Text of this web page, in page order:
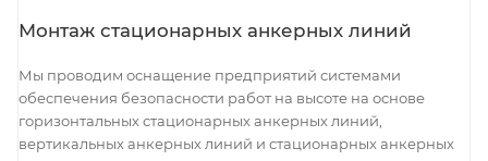
Монтаж стационарных анкерных линий
Мы проводим оснащение предприятий системами
обеспечения безопасности работ на высоте на основе
горизонтальных стационарных анкерных линий,
вертикальных анкерных линий и стационарных анкерных